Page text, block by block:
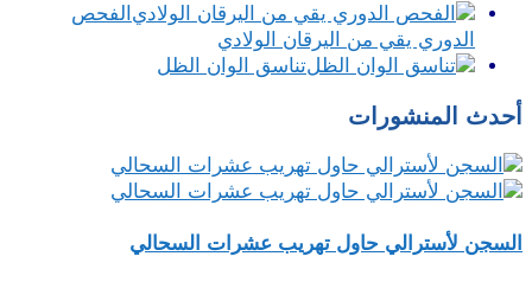
الفحص
الدوري يقي من اليرقان الولادي
تناسق الوان الظل
أحدث المنشورات
السجن لأسترالي حاول تهريب عشرات السحالي